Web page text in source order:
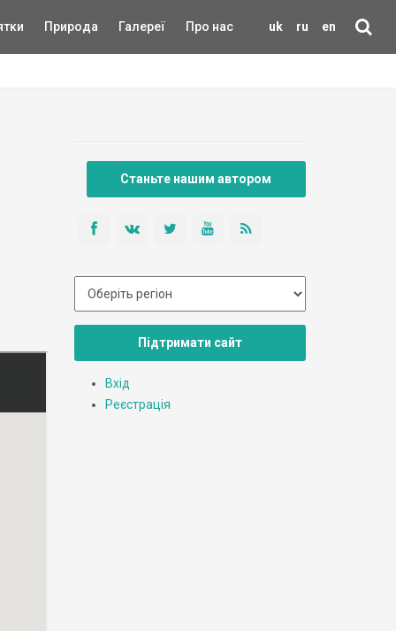
uk ru en
Природа Галереї Про нас
Станьте нашим автором
Підтримати сайт
Вхід
Реєстрація